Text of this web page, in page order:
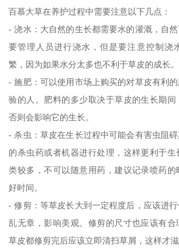
百慕大草在养护过程中需要注意以下几点：
- 浇水：大自然的生长都需要水的灌溉，自
要管理人员进行浇水，但是要注意控制浇
繁，因为如果水分太多也不利于草皮的成长。
- 施肥：可以使用市场上购买的对草皮有利
验的人。肥料的多少取决于草皮的生长期间
否则会影响它的生长。
- 杀虫：草皮在生长过程中可能会有害虫阻
的杀虫药或者机器进行处理，这样更利于
类较多，不可以随意用药，建议记录喷药
好时间。
- 修剪：等草皮长大到一定程度后，应该进
乱无章，影响美观。修剪的尺寸也应该有
草皮都修剪完后应该立即清扫草屑，这样才滋